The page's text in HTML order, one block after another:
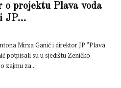
o projektu Plava voda
JP...
Mirza Ganić i direktor JP “Plava
potpisali su u sjedištu Zeničko-
zajmu za...